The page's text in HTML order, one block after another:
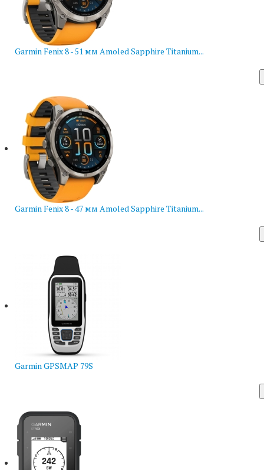
Garmin Fenix 8 - 51 мм Amoled Sapphire Titanium...
Garmin Fenix 8 - 47 мм Amoled Sapphire Titanium...
Garmin GPSMAP 79S